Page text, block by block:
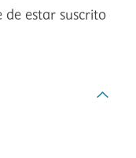
de estar suscrito